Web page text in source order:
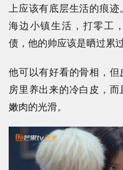
上应该有底层生活的痕
海边小镇生活，打零工
债，他的帅应该是晒过累
他可以有好看的骨相，
房里养出来的冷白皮，
嫩肉的光滑。